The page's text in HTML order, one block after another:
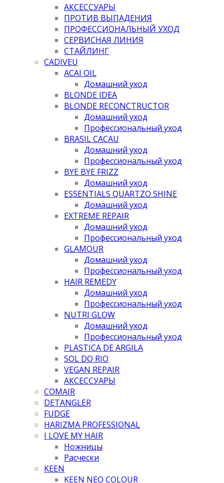
АКСЕССУАРЫ
ПРОТИВ ВЫПАДЕНИЯ
ПРОФЕССИОНАЛЬНЫЙ УХОД
СЕРВИСНАЯ ЛИНИЯ
СТАЙЛИНГ
CADIVEU
ACAI OIL
Домашний уход
BLONDE IDEA
BLONDE RECONCTRUCTOR
Домашний уход
Профессиональный уход
BRASIL CACAU
Домашний уход
Профессиональный уход
BYE BYE FRIZZ
Домашний уход
ESSENTIALS QUARTZO SHINE
Домашний уход
EXTREME REPAIR
Домашний уход
Профессиональный уход
GLAMOUR
Домашний уход
Профессиональный уход
HAIR REMEDY
Домашний уход
Профессиональный уход
NUTRI GLOW
Домашний уход
Профессиональный уход
PLASTICA DE ARGILA
SOL DO RIO
VEGAN REPAIR
АКСЕССУАРЫ
COMAIR
DETANGLER
FUDGE
HARIZMA PROFESSIONAL
I LOVE MY HAIR
Ножницы
Расчески
KEEN
KEEN NEO COLOUR